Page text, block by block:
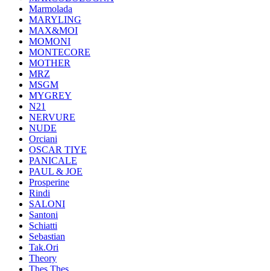
Marmolada
MARYLING
MAX&MOI
MOMONI
MONTECORE
MOTHER
MRZ
MSGM
MYGREY
N21
NERVURE
NUDE
Orciani
OSCAR TIYE
PANICALE
PAUL & JOE
Prosperine
Rindi
SALONI
Santoni
Schiatti
Sebastian
Tak.Ori
Theory
Thes Thes